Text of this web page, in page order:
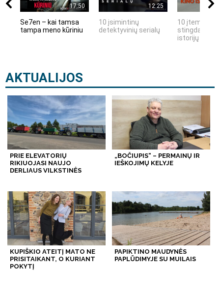
17:50
Se7en – kai tamsa
tampa meno kūriniu
12:25
10 įsimintinų
detektyvinių serialų
10 įtemptų,
stingdančių
istorijų
AKTUALIJOS
PRIE ELEVATORIŲ
RIKIUOJASI NAUJO
DERLIAUS VILKSTINĖS
„BOČIUPIS“ – PERMAINŲ IR
IEŠKOJIMŲ KELYJE
KUPIŠKIO ATEITĮ MATO NE
PRISITAIKANT, O KURIANT
POKYTĮ
PAPIKTINO MAUDYNĖS
PAPLŪDIMYJE SU MUILAIS